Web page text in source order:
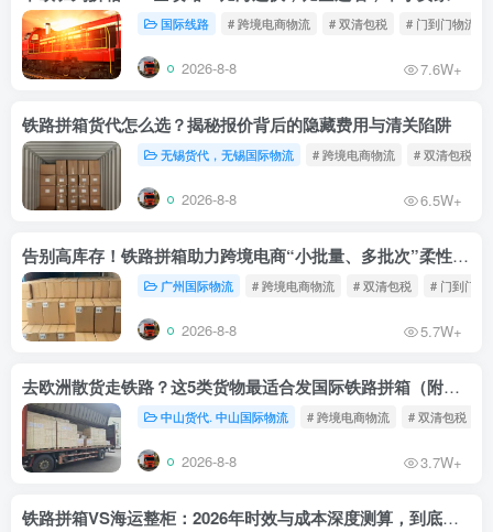
国际线路 # 跨境电商物流 # 双清包税 # 门到门物流
2026-8-8 7.6W+
铁路拼箱货代怎么选？揭秘报价背后的隐藏费用与清关陷阱
无锡货代，无锡国际物流 # 跨境电商物流 # 双清包税
2026-8-8 6.5W+
告别高库存！铁路拼箱助力跨境电商“小批量、多批次”柔性补货
广州国际物流 # 跨境电商物流 # 双清包税 # 门到门物
2026-8-8 5.7W+
去欧洲散货走铁路？这5类货物最适合发国际铁路拼箱（附禁运清单）
中山货代. 中山国际物流 # 跨境电商物流 # 双清包税
2026-8-8 3.7W+
铁路拼箱VS海运整柜：2026年时效与成本深度测算，到底能省多少钱？